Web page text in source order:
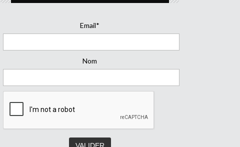
Email*
Nom